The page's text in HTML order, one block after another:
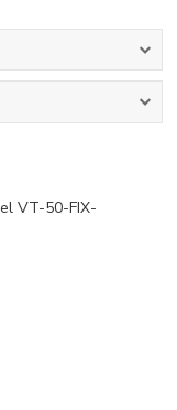
VT-50-FIX-